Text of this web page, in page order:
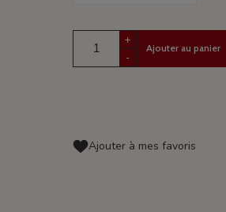
+
-
Ajouter au panier
Ajouter à mes favoris